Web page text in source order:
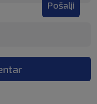
Pošalji